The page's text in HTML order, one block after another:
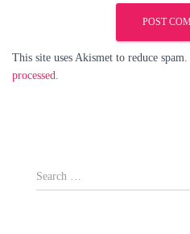
This site uses Akismet to reduce spam.
processed.
S
e